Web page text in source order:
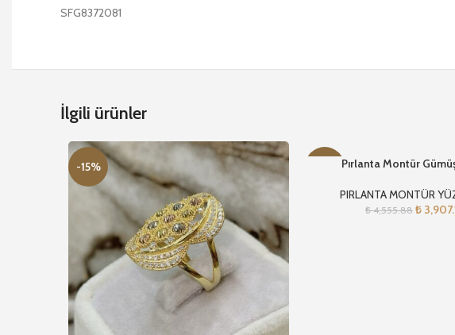
SFG8372081
İlgili ürünler
-15% Pırlanta Montür
PIRLANTA MONTÜR
₺4,555.88 ₺